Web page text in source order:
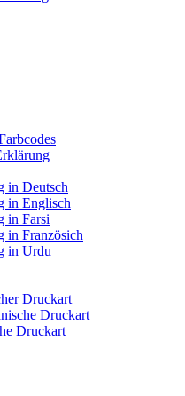
in Deutsch
in Englisch
in Farsi
in Französich
in Urdu
Druckart
Druckart
Druckart